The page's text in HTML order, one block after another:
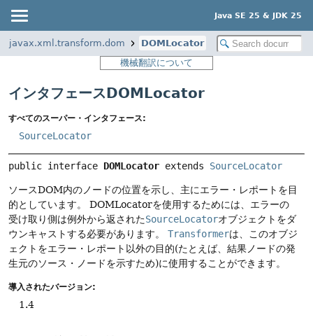
Java SE 25 & JDK 25
javax.xml.transform.dom
DOMLocator
機械翻訳について
インタフェースDOMLocator
すべてのスーパー・インタフェース:
SourceLocator
public interface DOMLocator extends SourceLocator
ソースDOM内のノードの位置を示し、主にエラー・レポートを目
的としています。
DOMLocatorを使用するためには、エラーの
受け取り側は例外から返されたSourceLocatorオブジェクトをダ
ウンキャストする必要があります。
Transformerは、このオブジ
ェクトをエラー・レポート以外の目的(たとえば、結果ノードの発
生元のソース・ノードを示すため)に使用することができます。
導入されたバージョン:
1.4